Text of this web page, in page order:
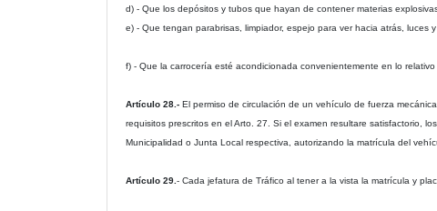
d) - Que los depósitos y tubos que hayan de contener materias
e) - Que tengan parabrisas, limpiador, espejo para ver hacia atrás, luces
f) - Que la carrocería esté acondicionada convenientemente en lo
Artículo 28.- El permiso de circulación de un vehículo de fuerza
requisitos prescritos en el Arto. 27. Si el examen resultare satisfactorio,
Municipalidad o Junta Local respectiva, autorizando la matrícula del
Artículo 29. - Cada jefatura de Tráfico al tener a la vista la matrícula y